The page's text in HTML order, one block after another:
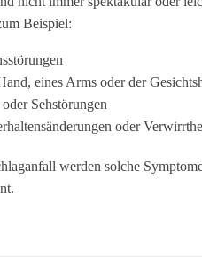
Beispiel:
eines Arms oder der
Sehstörungen
oder
werden solche